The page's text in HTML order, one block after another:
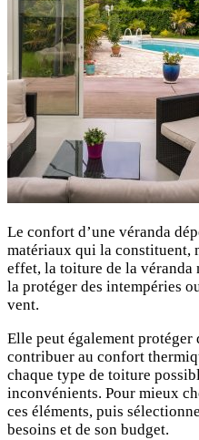
Le confort d’une véranda
matériaux qui la constituent,
effet, la toiture de la véranda
la protéger des intempéries
vent.
Elle peut également
contribuer au confort
chaque type de toiture
inconvénients. Pour mieux
ces éléments, puis
besoins et de son budget.